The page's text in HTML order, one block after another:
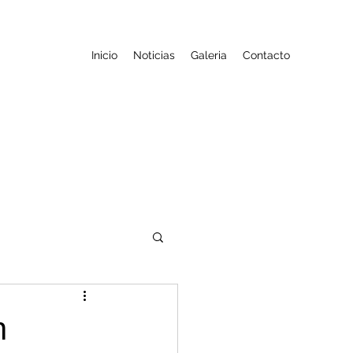
Inicio Noticias Galeria Contacto